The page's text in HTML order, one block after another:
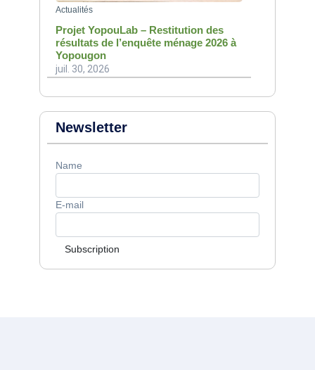
Actualités
Projet YopouLab – Restitution des
résultats de l’enquête ménage 2026 à
Yopougon
juil. 30, 2026
Newsletter
Name
E-mail
Subscription